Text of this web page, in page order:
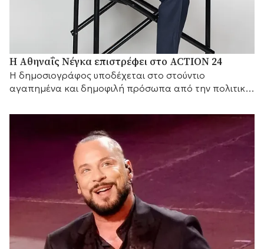
Η Αθηναΐς Νέγκα επιστρέφει στο ACTION 24
H δημοσιογράφος υποδέχεται στο στούντιο
αγαπημένα και δημοφιλή πρόσωπα από την πολιτική